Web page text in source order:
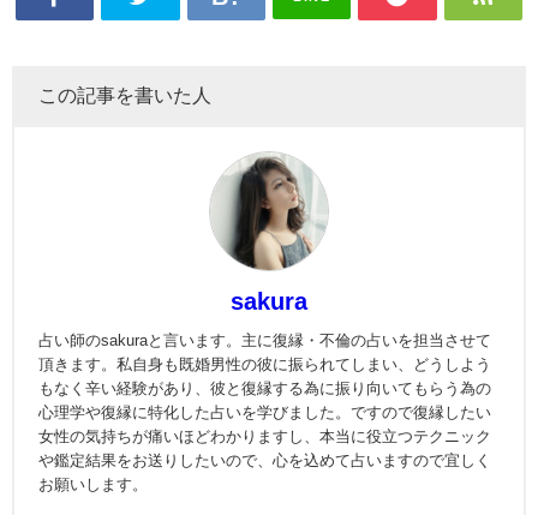
この記事を書いた人
sakura
占い師のsakuraと言います。主に復縁・不倫の占いを担当させて
頂きます。私自身も既婚男性の彼に振られてしまい、どうしよう
もなく辛い経験があり、彼と復縁する為に振り向いてもらう為の
心理学や復縁に特化した占いを学びました。ですので復縁したい
女性の気持ちが痛いほどわかりますし、本当に役立つテクニック
や鑑定結果をお送りしたいので、心を込めて占いますので宜しく
お願いします。